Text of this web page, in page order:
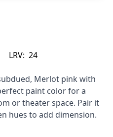
LRV: 24
Merlot pink with
paint color for a
or theater space. Pair it
hues to add dimension.